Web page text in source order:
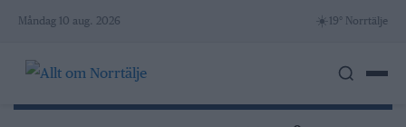
Skip
content
Måndag 10 aug. 2026 ☀️ 19° Norrtälje